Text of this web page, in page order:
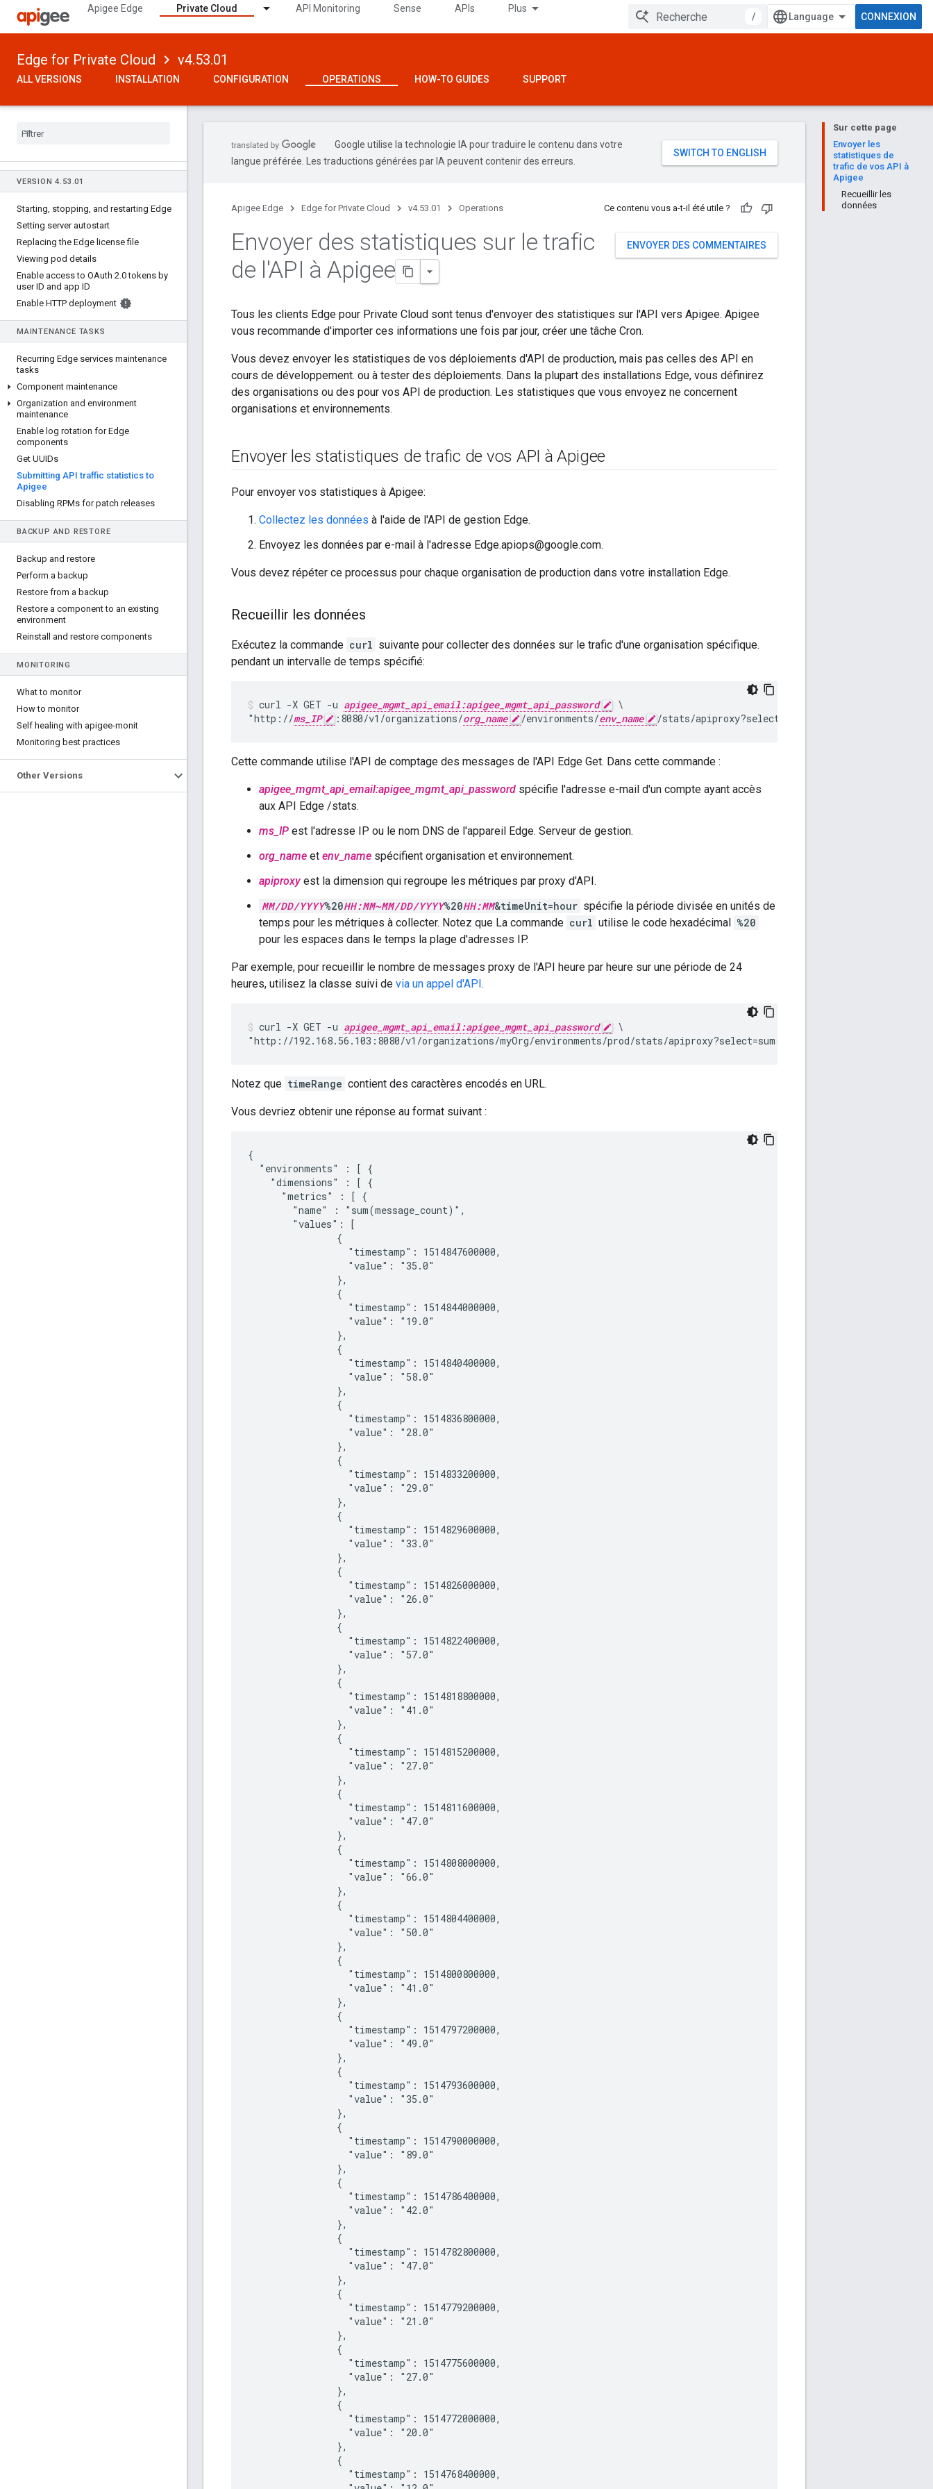
Apigee Edge Private Cloud API Monitoring Sense APIs Plus
/ CONNEXION
Edge for Private Cloud v4.53.01
ALL VERSIONS INSTALLATION CONFIGURATION OPERATIONS HOW-TO GUIDES SUPPORT
VERSION 4. 53 .01
Starting, stopping, and restarting Edge
Setting server autostart
Replacing the Edge license file
Viewing pod details
Enable access to OAuth 2.0 tokens by
user ID and app ID
Enable HTTP deployment
MAINTENANCE TASKS
Recurring Edge services maintenance
tasks
Component maintenance
Organization and environment
maintenance
Enable log rotation for Edge
components
Get UUIDs
Submitting API traffic statistics to
Apigee
Disabling RPMs for patch releases
BACKUP AND RESTORE
Backup and restore
Perform a backup
Restore from a backup
Restore a component to an existing
environment
Reinstall and restore components
MONITORING
What to monitor
How to monitor
Self healing with apigee-monit
Monitoring best practices
Other Versions
Sur cette page
Envoyer les
statistiques de
trafic de vos API à
Apigee
Recueillir les
données
Google utilise la technologie IA pour traduire le contenu dans votre
langue préférée. Les traductions générées par IA peuvent contenir des erreurs.
Apigee Edge Edge for Private Cloud v4.53.01 Operations Ce contenu vous a-t-il été utile ?
ENVOYER DES COMMENTAIRES
Envoyer des statistiques sur le trafic
de l'API à Apigee
Tous les clients Edge pour Private Cloud sont tenus d'envoyer des statistiques sur l'API vers Apigee. Apigee
vous recommande d'importer ces informations une fois par jour, créer une tâche Cron.
Vous devez envoyer les statistiques de vos déploiements d'API de production, mais pas celles des API en
cours de développement. ou à tester des déploiements. Dans la plupart des installations Edge, vous définirez
des organisations ou des pour vos API de production. Les statistiques que vous envoyez ne concernent
organisations et environnements.
Envoyer les statistiques de trafic de vos API à Apigee
Pour envoyer vos statistiques à Apigee:
Collectez les données à l'aide de l'API de gestion Edge.
Envoyez les données par e-mail à l'adresse Edge.apiops@google.com.
Vous devez répéter ce processus pour chaque organisation de production dans votre installation Edge.
Recueillir les données
Exécutez la commande curl suivante pour collecter des données sur le trafic d'une organisation spécifique.
pendant un intervalle de temps spécifié:
curl -X GET -u apigee_mgmt_api_email:apigee_mgmt_api_password
\
"http://ms_IP :8080/v1/organizations/org_name /environments/env_name /stats/
Cette commande utilise l'API de comptage des messages de l'API Edge Get. Dans cette commande :
apigee_mgmt_api_email:apigee_mgmt_api_password spécifie l'adresse e-mail d'un compte ayant accès
aux API Edge /stats.
ms_IP est l'adresse IP ou le nom DNS de l'appareil Edge. Serveur de gestion.
org_name et env_name spécifient organisation et environnement.
apiproxy est la dimension qui regroupe les métriques par proxy d'API.
MM/DD/YYYY%20HH:MM~MM/DD/YYYY%20HH:MM&timeUnit=hour spécifie la période divisée en unités de
temps pour les métriques à collecter. Notez que La commande curl utilise le code hexadécimal %20
pour les espaces dans le temps la plage d'adresses IP.
Par exemple, pour recueillir le nombre de messages proxy de l'API heure par heure sur une période de 24
heures, utilisez la classe suivi de via un appel d'API.
curl -X GET -u apigee_mgmt_api_email:apigee_mgmt_api_password
\
"http://192.168.56.103:8080/v1/organizations/myOrg/environments/prod/stats/apiproxy?select=sum(message_count)&
Notez que timeRange contient des caractères encodés en URL.
Vous devriez obtenir une réponse au format suivant :
{
  "environments" : [ {
    "dimensions" : [ {
      "metrics" : [ {
        "name" : "sum(message_count)",
        "values": [
                {
                  "timestamp": 1514847600000,
                  "value": "35.0"
                },
                {
                  "timestamp": 1514844000000,
                  "value": "19.0"
                },
                {
                  "timestamp": 1514840400000,
                  "value": "58.0"
                },
                {
                  "timestamp": 1514836800000,
                  "value": "28.0"
                },
                {
                  "timestamp": 1514833200000,
                  "value": "29.0"
                },
                {
                  "timestamp": 1514829600000,
                  "value": "33.0"
                },
                {
                  "timestamp": 1514826000000,
                  "value": "26.0"
                },
                {
                  "timestamp": 1514822400000,
                  "value": "57.0"
                },
                {
                  "timestamp": 1514818800000,
                  "value": "41.0"
                },
                {
                  "timestamp": 1514815200000,
                  "value": "27.0"
                },
                {
                  "timestamp": 1514811600000,
                  "value": "47.0"
                },
                {
                  "timestamp": 1514808000000,
                  "value": "66.0"
                },
                {
                  "timestamp": 1514804400000,
                  "value": "50.0"
                },
                {
                  "timestamp": 1514800800000,
                  "value": "41.0"
                },
                {
                  "timestamp": 1514797200000,
                  "value": "49.0"
                },
                {
                  "timestamp": 1514793600000,
                  "value": "35.0"
                },
                {
                  "timestamp": 1514790000000,
                  "value": "89.0"
                },
                {
                  "timestamp": 1514786400000,
                  "value": "42.0"
                },
                {
                  "timestamp": 1514782800000,
                  "value": "47.0"
                },
                {
                  "timestamp": 1514779200000,
                  "value": "21.0"
                },
                {
                  "timestamp": 1514775600000,
                  "value": "27.0"
                },
                {
                  "timestamp": 1514772000000,
                  "value": "20.0"
                },
                {
                  "timestamp": 1514768400000,